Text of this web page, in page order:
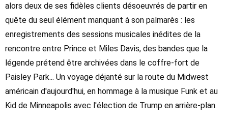
alors deux de ses fidèles clients désoeuvrés de partir en
quête du seul élément manquant à son palmarès : les
enregistrements des sessions musicales inédites de la
rencontre entre Prince et Miles Davis, des bandes que la
légende prétend être archivées dans le coffre-fort de
Paisley Park... Un voyage déjanté sur la route du Midwest
américain d'aujourd'hui, en hommage à la musique Funk et au
Kid de Minneapolis avec l'élection de Trump en arrière-plan.